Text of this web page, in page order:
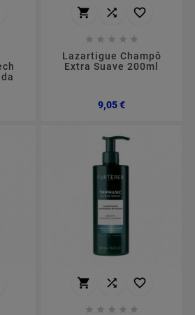
  
    
Lazartigue Champô
Extra Suave 200ml
9,05 €Preço
  
    